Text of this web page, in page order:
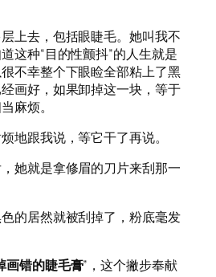
上去，包括眼睫毛。她叫我不
这种“目的性颤抖”的人生就是
不幸整个下眼睑全部粘上了黑
画好，如果卸掉这一块，等于
麻烦。
地跟我说，等它干了再说。
她就是拿修眉的刀片来刮那一
的居然就被刮掉了，粉底毫发
画错的睫毛膏”，这个撇步奉献